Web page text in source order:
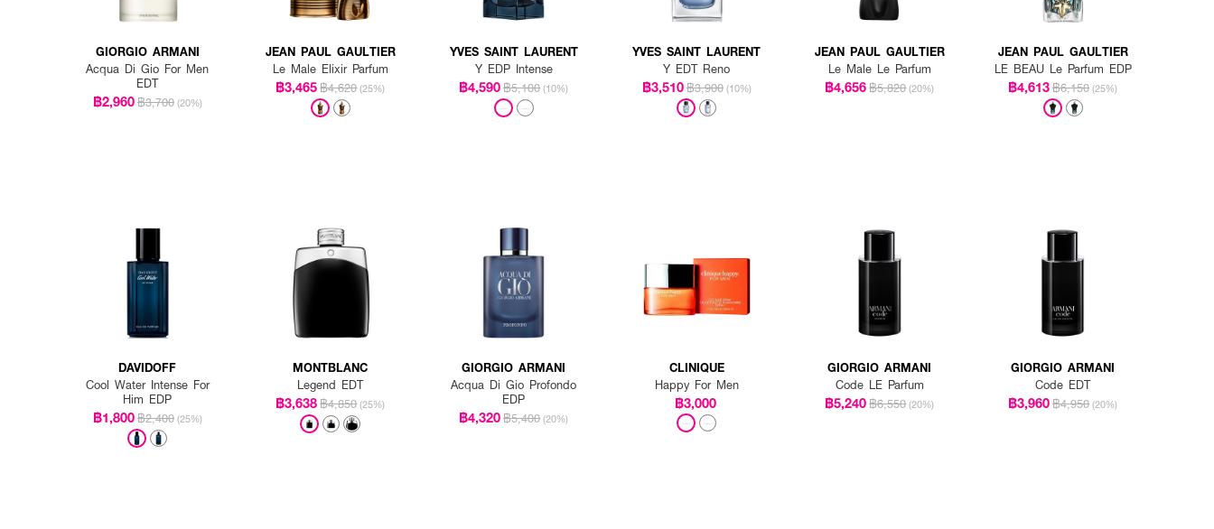
GIORGIO ARMANI
Acqua Di Gio For Men
EDT
฿2,960฿3,700 (20%)
JEAN PAUL GAULTIER
Le Male Elixir Parfum
฿3,465฿4,620 (25%)
YVES SAINT LAURENT
Y EDP Intense
฿4,590฿5,100 (10%)
YVES SAINT LAURENT
Y EDT Reno
฿3,510฿3,900 (10%)
JEAN PAUL GAULTIER
Le Male Le Parfum
฿4,656฿5,820 (20%)
JEAN PAUL GAULTIER
LE BEAU Le Parfum EDP
฿4,613฿6,150 (25%)
DAVIDOFF
Cool Water Intense For
Him EDP
฿1,800฿2,400 (25%)
MONTBLANC
Legend EDT
฿3,638฿4,850 (25%)
GIORGIO ARMANI
Acqua Di Gio Profondo
EDP
฿4,320฿5,400 (20%)
CLINIQUE
Happy For Men
฿3,000
GIORGIO ARMANI
Code LE Parfum
฿5,240฿6,550 (20%)
GIORGIO ARMANI
Code EDT
฿3,960฿4,950 (20%)